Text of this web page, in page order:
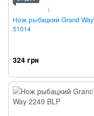
1
Нож рыбацкий Grand Way
51014
324 грн